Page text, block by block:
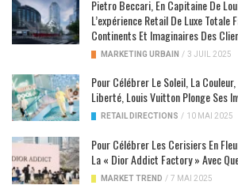
Pietro Beccari, En Capitaine De
L’expérience Retail De Luxe Totale
Continents Et Imaginaires Des
MARKETING URBAIN / 3 JUIL 2025
Pour Célébrer Le Soleil, La Couleur,
Liberté, Louis Vuitton Plonge Ses
RETAIL DIRECTIONS / 10 MAI 2025
Pour Célébrer Les Cerisiers En
La « Dior Addict Factory » Avec
MARKET TREND / 7 MAI 2025